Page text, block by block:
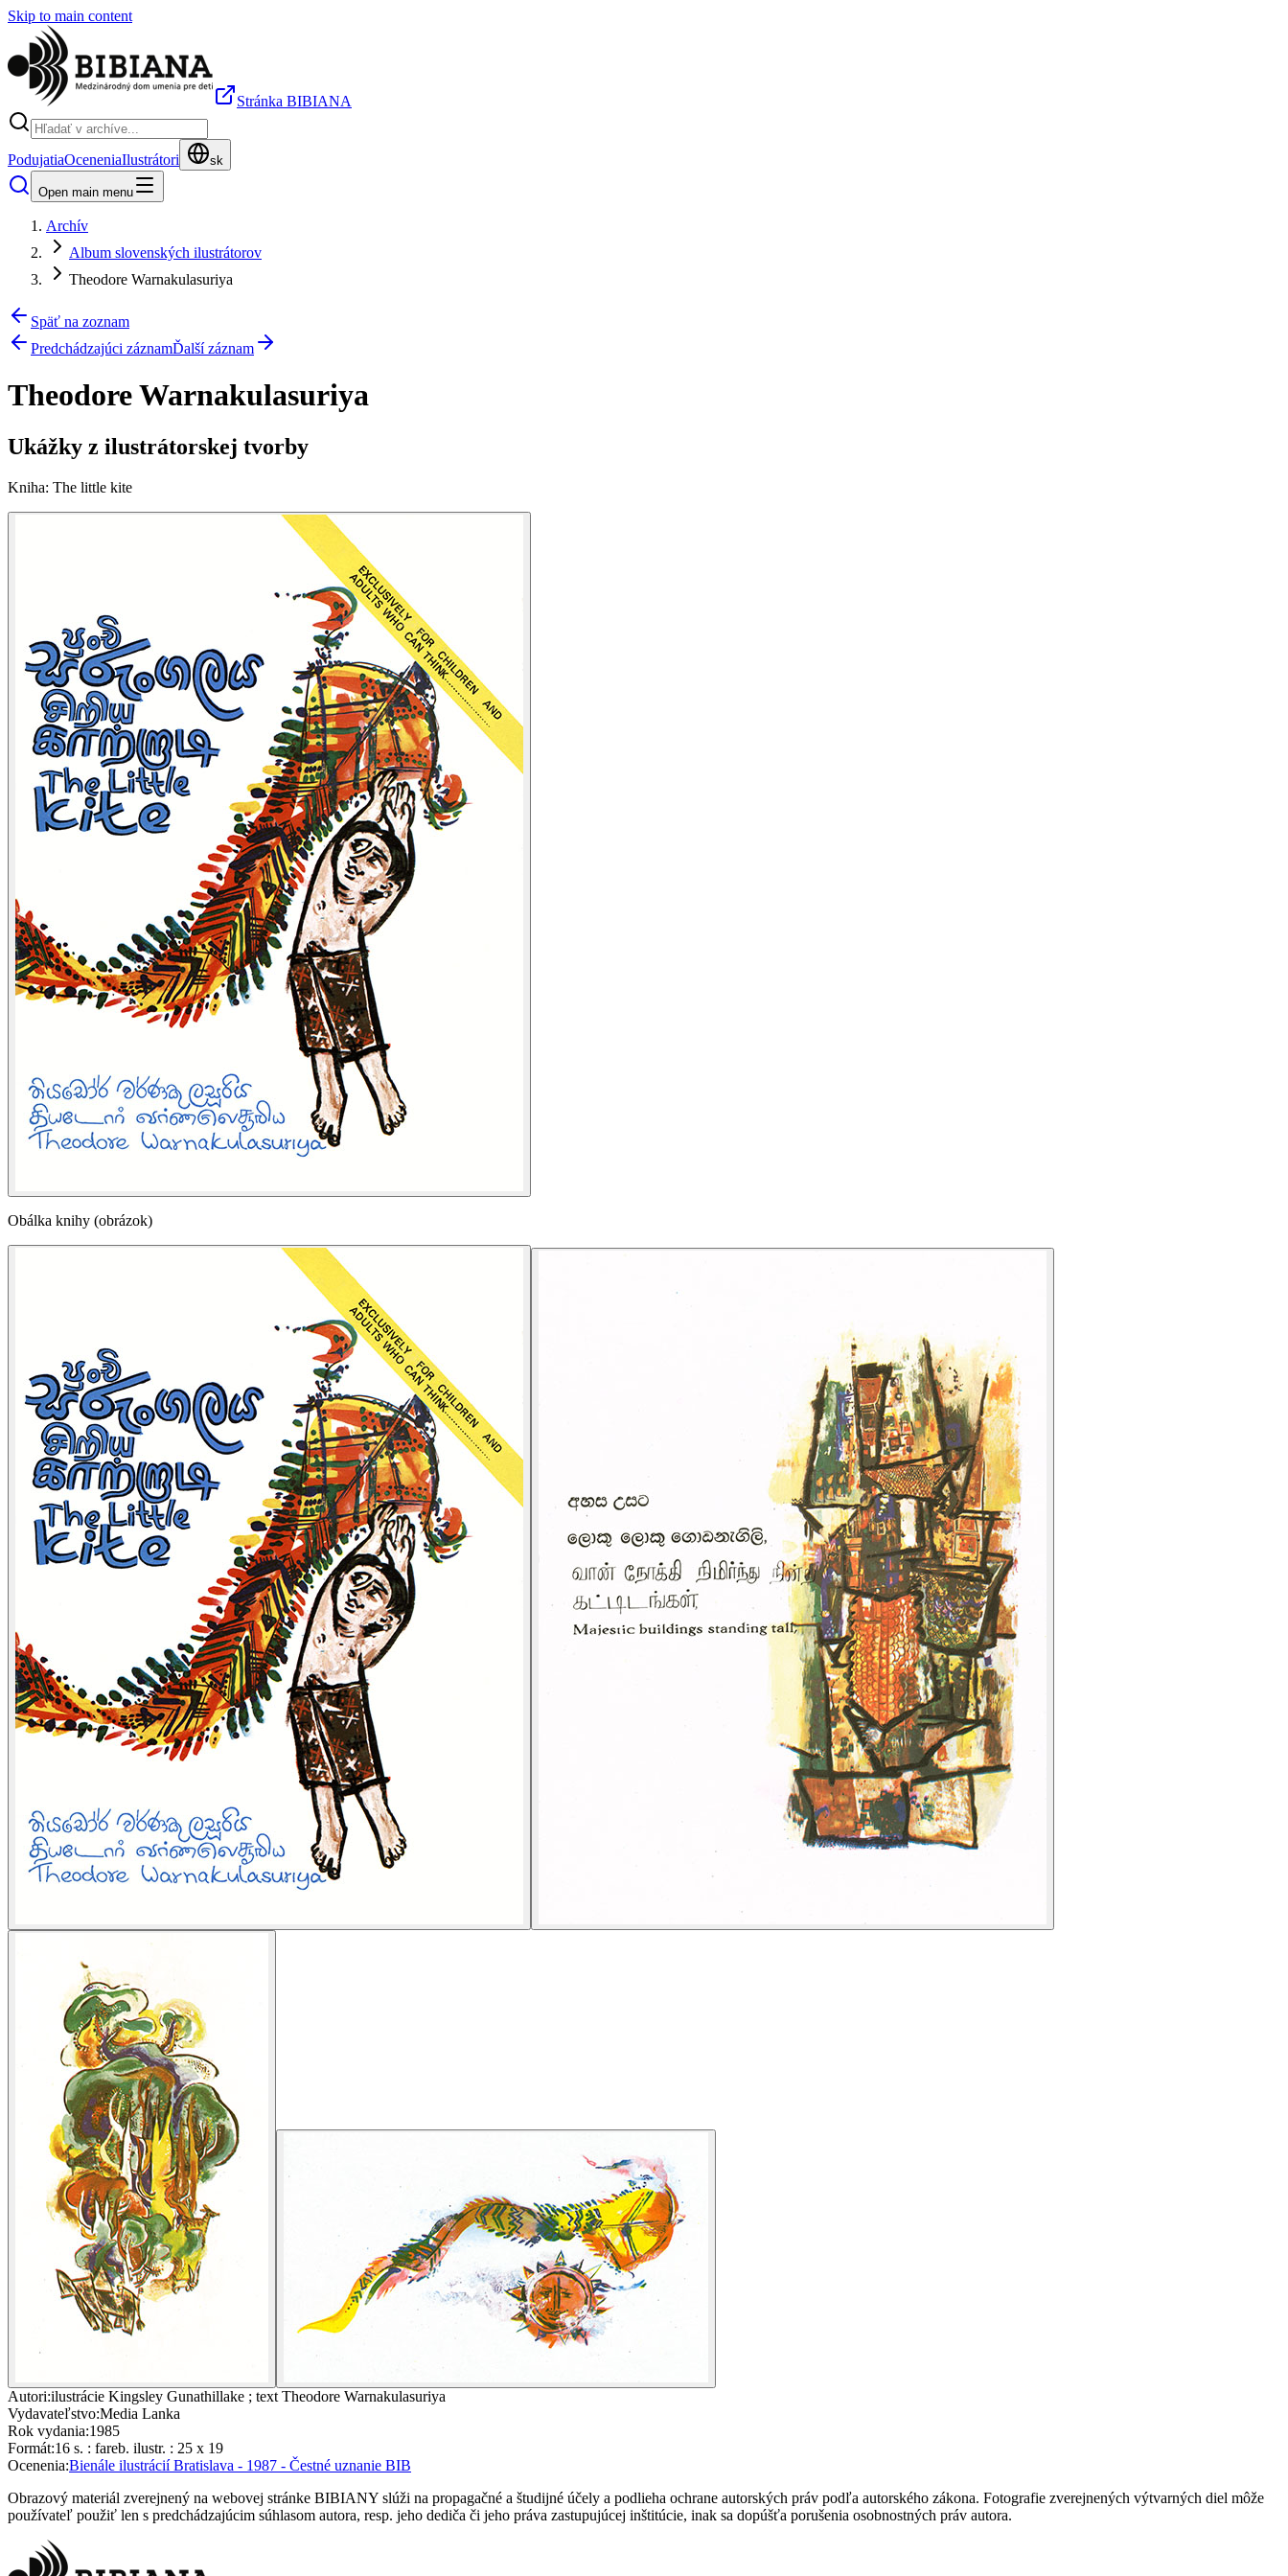
Skip to main content
Stránka BIBIANA
PodujatiaOceneniaIlustrátori sk
Open main menu
Archív
Album slovenských ilustrátorov
Theodore Warnakulasuriya
Späť na zoznam
Predchádzajúci záznamĎalší záznam
Theodore Warnakulasuriya
Ukážky z ilustrátorskej tvorby
Kniha: The little kite
Obálka knihy (obrázok)
Autori:ilustrácie Kingsley Gunathillake ; text Theodore Warnakulasuriya
Vydavateľstvo:Media Lanka
Rok vydania:1985
Formát:16 s. : fareb. ilustr. : 25 x 19
Ocenenia:Bienále ilustrácií Bratislava - 1987 - Čestné uznanie BIB
Obrazový materiál zverejnený na webovej stránke BIBIANY slúži na propagačné a študijné účely a podlieha ochrane autorských práv podľa autorského zákona. Fotografie zverejnených výtvarných diel môže
používateľ použiť len s predchádzajúcim súhlasom autora, resp. jeho dediča či jeho práva zastupujúcej inštitúcie, inak sa dopúšťa porušenia osobnostných práv autora.